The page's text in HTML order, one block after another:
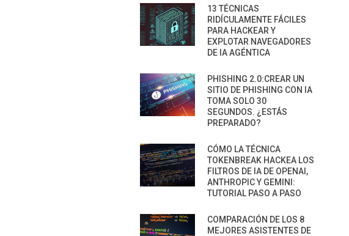
13 TÉCNICAS
RIDÍCULAMENTE FÁCILES
PARA HACKEAR Y
EXPLOTAR NAVEGADORES
DE IA AGÉNTICA
PHISHING 2.0:CREAR UN
SITIO DE PHISHING CON IA
TOMA SOLO 30
SEGUNDOS. ¿ESTÁS
PREPARADO?
CÓMO LA TÉCNICA
TOKENBREAK HACKEA LOS
FILTROS DE IA DE OPENAI,
ANTHROPIC Y GEMINI:
TUTORIAL PASO A PASO
COMPARACIÓN DE LOS 8
MEJORES ASISTENTES DE